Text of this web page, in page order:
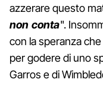
azzerare questo
non conta".
con la speranza
per godere di uno
Garros e di